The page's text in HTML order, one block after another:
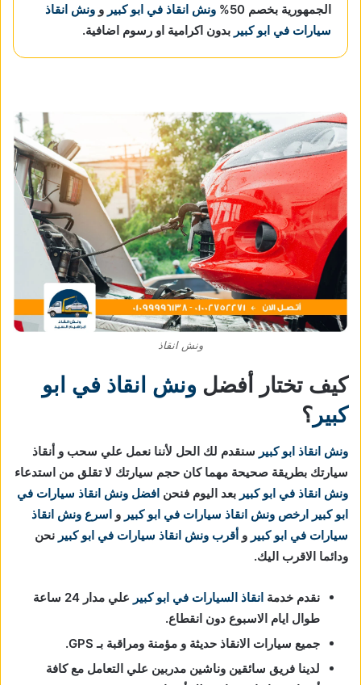
الجمهورية بخصم 50%
ونش انقاذ في ابو كبير و ونش انقاذ
سيارات في ابو كبير بدون اكرامية او رسوم اضافية.
ونش انقاذ
كيف تختار أفضل ونش انقاذ في ابو
كبير ؟
ونش انقاذ ابو كبير سنقدم لك الحل لأننا نعمل علي سحب و أنقاذ
سيارتك بطريقة صحيحة مهما كان حجم سيارتك لا تقلق من استدعاء
ونش انقاذ في ابو كبير بعد اليوم فنحن افضل ونش انقاذ سيارات في
ابو كبير ارخص ونش انقاذ سيارات في ابو كبير و اسرع ونش انقاذ
سيارات في ابو كبير و أقرب ونش انقاذ سيارات في ابو كبير نحن
ودائما الاقرب اليك.
نقدم خدمة انقاذ السيارات في ابو كبير
علي مدار 24 ساعة
طوال ايام الاسبوع دون انقطاع.
جميع سيارات الانقاذ حديثة و مؤمنة ومراقبة بـ GPS.
لدينا فريق سائقين وناشين مدربين علي التعامل مع كافة